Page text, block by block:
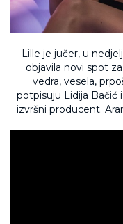
Lille je jučer, u
objavila novi spot za
vedra, vesela,
potpisuju Lidija Bačić
izvršni producent.